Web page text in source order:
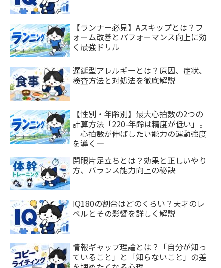
【ランナー必見】Aスキップとは？フ
ォーム改善とパフォーマンス向上に効
く最強ドリル
遅延型アレルギーとは？原因、症状、
検査方法と対処法を徹底解説
【性別・年齢別】最大心拍数の2つの
計算方法「220-年齢は精度が低い」。
―心拍数が伸ばしたい能力の運動強度
を導く―
閉眼片足立ちとは？効果と正しいやり
方、バランス能力向上の秘訣
IQ180の割合はどのくらい？天才のレ
ベルとその影響を詳しく解説
情報ギャップ理論とは？「自分が知っ
ていること」と「知らないこと」の差